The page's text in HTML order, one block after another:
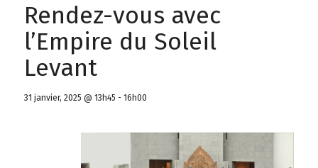
Rendez-vous avec
l’Empire du Soleil
Levant
31 janvier, 2025 @ 13h45 - 16h00